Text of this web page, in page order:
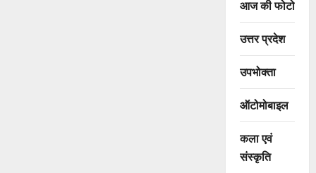
आज की फोटो
उत्तर प्रदेश
उपभोक्ता
ऑटोमोबाइल
कला एवं
संस्कृति